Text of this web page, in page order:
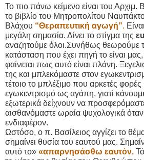
Το πιο πάνω κείμενο είναι του Αρχιμ.
το βιβλίο του Μητροπολίτου
Βλάχου “Θεραπευτική αγωγή”.
μεγάλη σημασία. Δίνει το στίγμα της
αναζητούμε όλοι.Συνήθως θεωρούμε
κατάσταση που έχει πηγή το είναι
φαίνεται πως αυτό είναι πλάνη.
της και μπλεκόμαστε στον
τέτοιο το μπλέξιμο που αρκετές
εγωκεντρισμό ως αγάπη, γιατί
εξωτερικά δείχνουν να
αισθανόμαστε ωραία ψυχολογικά όταν
ενδιαφέρον.
Ωστόσο, ο π. Βασίλειος αγγίζει το
σημαίνει θυσία του εαυτού μας.
αυτό το» «απαρνησάσθω εαυτόν.